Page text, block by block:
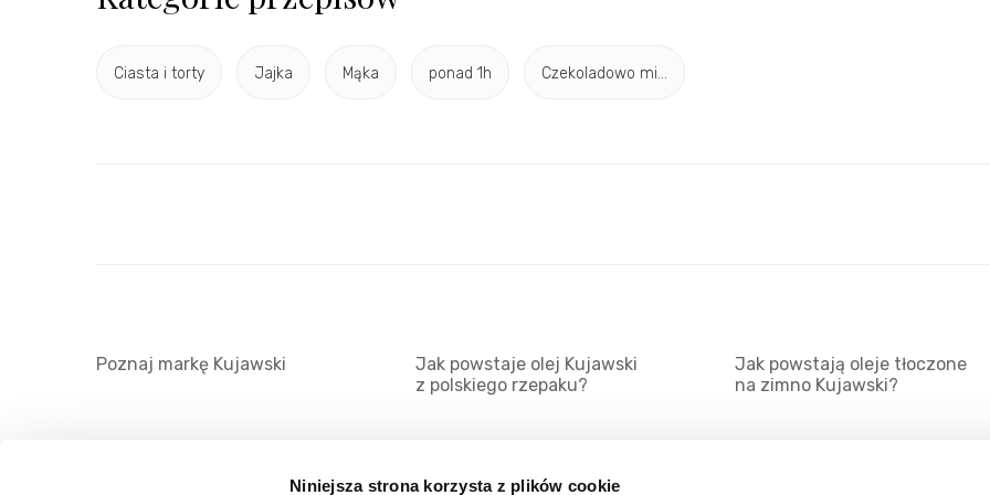
Niniejsza strona korzysta z plików cookie
Ciasta i torty Jajka Mąka ponad 1h Czekoladowo mi...
Poznaj markę Kujawski
Jak powstaje olej Kujawski
z polskiego rzepaku?
Jak powstają oleje tłoczone
na zimno Kujawski?